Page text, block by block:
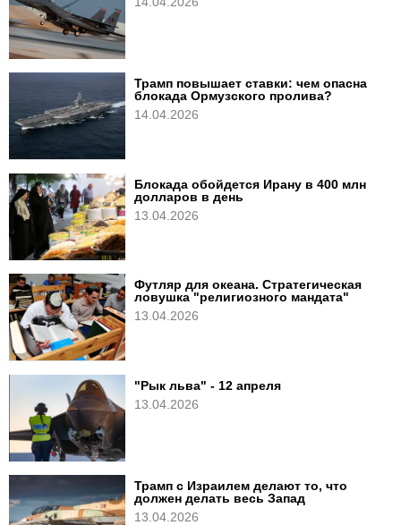
Трамп повышает ставки: чем опасна
блокада Ормузского пролива?
14.04.2026
Блокада обойдется Ирану в 400 млн
долларов в день
13.04.2026
Футляр для океана. Стратегическая
ловушка "религиозного мандата"
13.04.2026
"Рык льва" - 12 апреля
13.04.2026
Трамп с Израилем делают то, что
должен делать весь Запад
13.04.2026